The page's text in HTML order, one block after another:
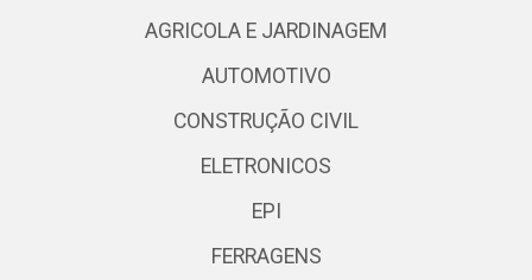
AGRICOLA E JARDINAGEM
AUTOMOTIVO
CONSTRUÇÃO CIVIL
ELETRONICOS
EPI
FERRAGENS